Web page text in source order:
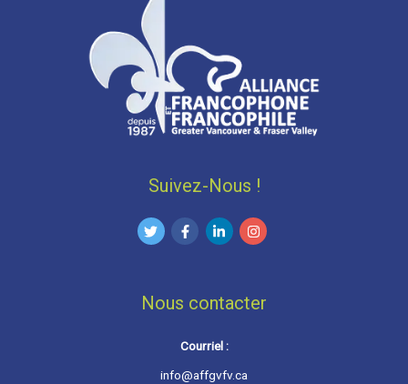
Suivez-Nous !
Nous contacter
Courriel :
info@affgvfv.ca